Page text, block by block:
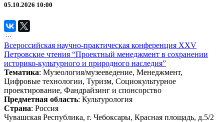
05.10.2026 10:00
Всероссийская научно-практическая конференция XXV
Петровские чтения “Проектный менеджмент в сохранении
историко-культурного и природного наследия”
Тематика: Музеология/музееведение, Менеджмент,
Цифровые технологии, Туризм, Социокультурное
проектирование, Фандрайзинг и спонсорство
Предметная область: Культурология
Страна: Россия
Чувашская Республика, г. Чебоксары, Красная площадь, д.5/2